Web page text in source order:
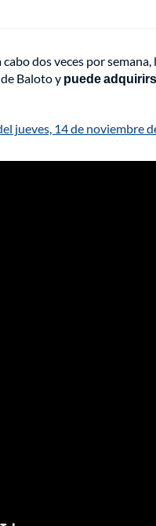
dos veces por
Baloto y puede
jueves, 14 de noviembre